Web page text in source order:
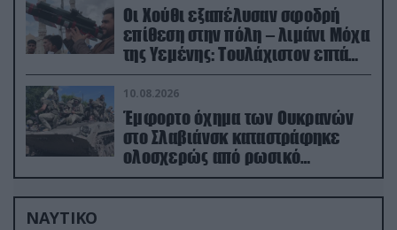
Οι Χούθι εξαπέλυσαν σφοδρή
επίθεση στην πόλη – λιμάνι Μόχα
της Υεμένης: Toυλάχιστον επτά
νεκροί (βίντεο)
10.08.2026
Έμφορτο όχημα των Ουκρανών
στο Σλαβιάνσκ καταστράφηκε
ολοσχερώς από ρωσικό
μαχητικό μέσα στην πόλη!
(βίντεο)
ΝΑΥΤΙΚΟ